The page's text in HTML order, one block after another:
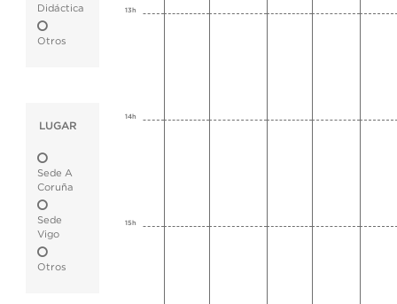
Didáctica
Otros
LUGAR
Sede A
Coruña
Sede
Vigo
Otros
13h
14h
15h